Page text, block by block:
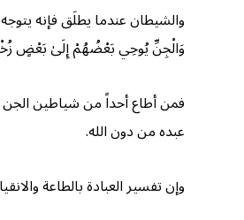
والشيطان عندما يطلَق فإنه
وَالْجِنِّ يُوحِي بَعْضُهُمْ إِلَىٰ بَعْضٍ
فمن أطاع أحداً من شياطين
عبده من دون الله.
وإن تفسير العبادة بالطاعة